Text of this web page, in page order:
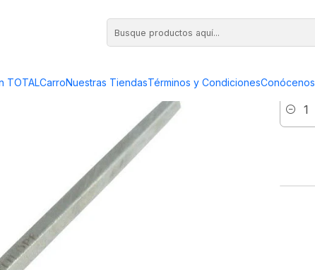
TOTALCarroNuestras TiendasTérminos y CondicionesConócenos
Cantidad